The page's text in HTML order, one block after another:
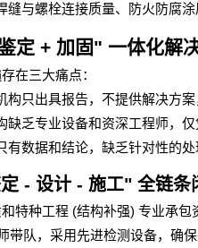
缝与螺栓连接质量、防火防腐
定 + 加固" 一体化解
在三大痛点：
构只出具报告，不提供解决方
缺乏专业设备和资深工程师，
有数据和结论，缺乏针对性的
- 设计 - 施工" 全链条
特种工程 (结构补强) 专业承包
带队，采用先进检测设备，确